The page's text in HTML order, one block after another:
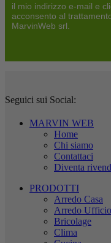
il mio indirizzo e-mail e
acconsento al
MarvinWeb srl.
Seguici sui Social:
MARVIN WEB
Home
Chi siamo
Contattaci
Diventa
PRODOTTI
Arredo Casa
Arredo Ufficio
Bricolage
Clima